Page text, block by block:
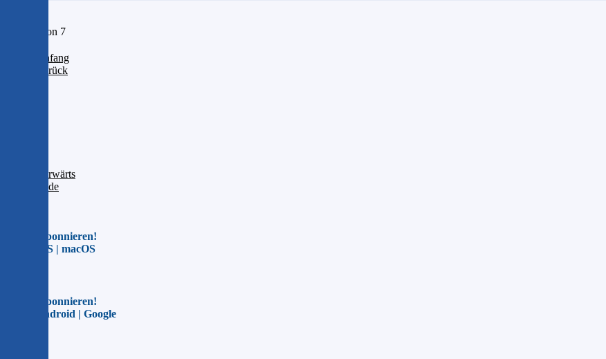
Seite 3 von 7
Anfang
Zurück
Vorwärts
Ende
Jetzt abonnieren!
Für iOS | macOS
Jetzt abonnieren!
Für Android | Google